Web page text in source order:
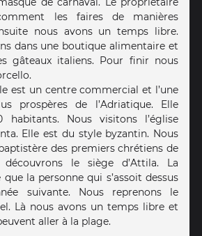
les faires de manières
nous avons un temps libre.
dans une boutique alimentaire et
gâteaux italiens. Pour finir nous
est un centre commercial et l’une
prospères de l’Adriatique. Elle
habitants. Nous visitons l’église
Elle est du style byzantin. Nous
des premiers chrétiens de
découvrons le siège d’Attila. La
la personne qui s’assoit dessus
suivante. Nous reprenons le
Là nous avons un temps libre et
aller à la plage.